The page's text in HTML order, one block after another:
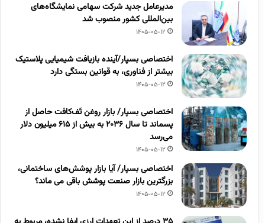
مدیرعامل جدید شرکت سهامی نمایشگاه‌های
بین‌المللی کشور منصوب شد
1405-05-12
اختصاصی بسپار/آینده بازیافت شیمیایی پلاستیک
بیشتر از فناوری، به قوانین بستگی دارد
1405-05-12
اختصاصی بسپار/ بازار روغن تَف‌کافت حاصل از
پسماند تا سال ۲۰۳۶ به بیش از ۶۱۵ میلیون دلار
می‌رسد
1405-05-12
اختصاصی بسپار/ آیا بازار پوشش‌های ساختمانی،
بزرگترین بازار صنعت پوشش باقی می ماند؟
1405-05-12